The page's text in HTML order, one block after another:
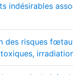
indésirables
des risques